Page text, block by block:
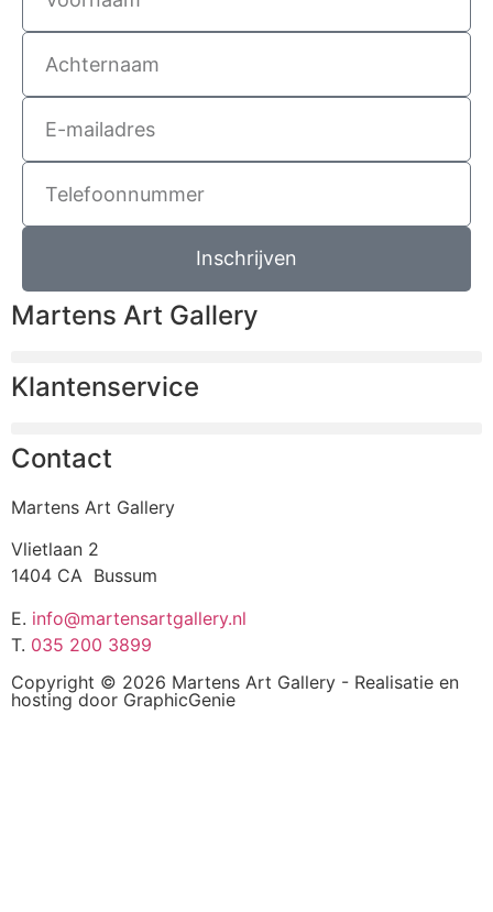
Inschrijven
Martens Art Gallery
Klantenservice
Contact
Martens Art Gallery
Vlietlaan 2
1404 CA Bussum
E. info@martensartgallery.nl
T. 035 200 3899
Copyright © 2026 Martens Art Gallery - Realisatie en
hosting door GraphicGenie